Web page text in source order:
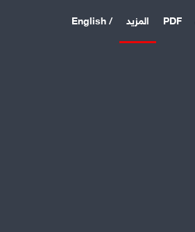
PDF المزيد / English